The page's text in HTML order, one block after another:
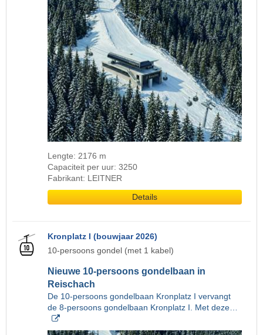
Lengte: 2176 m
Capaciteit per uur: 3250
Fabrikant: LEITNER
Details
Kronplatz I (bouwjaar 2026)
10-persoons gondel (met 1 kabel)
Nieuwe 10-persoons gondelbaan in
Reischach
De 10-persoons gondelbaan Kronplatz I vervangt
de 8-persoons gondelbaan Kronplatz I. Met deze…